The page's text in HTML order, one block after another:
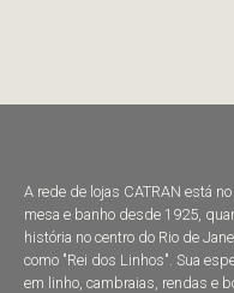
A rede de lojas CATRAN está
mesa e banho desde 1925,
história no centro do Rio de
como "Rei dos Linhos". Sua
em linho, cambraias, rendas e